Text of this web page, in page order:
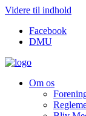
Videre til indhold
Facebook
DMU
Om os